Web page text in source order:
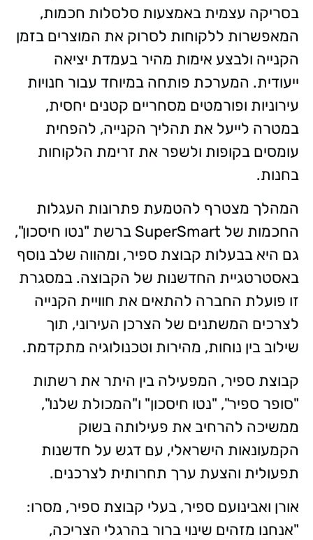
בסריקה עצמית באמצעות סלסלות חכמות,
המאפשרות ללקוחות לסרוק את המוצרים בזמן
הקנייה ולבצע אימות מהיר בעמדת יציאה
ייעודית. המערכת פותחה במיוחד עבור חנויות
עירוניות ופורמטים מסחריים קטנים יחסית,
במטרה לייעל את תהליך הקנייה, להפחית
עומסים בקופות ולשפר את זרימת הלקוחות
בחנות.
המהלך מצטרף להטמעת פתרונות העגלות
החכמות של SuperSmart ברשת "נטו חיסכון",
גם היא בבעלות קבוצת ספיר, ומהווה שלב נוסף
באסטרטגיית החדשנות של הקבוצה. במסגרת
זו פועלת החברה להתאים את חוויית הקנייה
לצרכים המשתנים של הצרכן העירוני, תוך
שילוב בין נוחות, מהירות וטכנולוגיה מתקדמת.
קבוצת ספיר, המפעילה בין היתר את רשתות
"סופר ספיר", "נטו חיסכון" ו"המכולת שלנו",
ממשיכה להרחיב את פעילותה בשוק
הקמעונאות הישראלי, עם דגש על חדשנות
תפעולית והצעת ערך תחרותית לצרכנים.
אורן ואבינועם ספיר, בעלי קבוצת ספיר, מסרו:
"אנחנו מזהים שינוי ברור בהרגלי הצריכה,